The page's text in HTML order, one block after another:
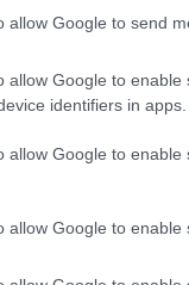
allow Google to send
allow Google to
identifiers in apps.
allow Google to
allow Google to enable
specială.
mergeți
telefoanele în
dar într-un